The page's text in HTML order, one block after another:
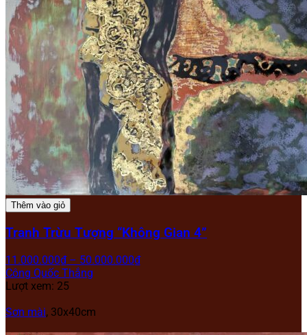
Thêm vào giỏ
Tranh Trừu Tượng “Không Gian 4”
11.000.000₫ – 50.000.000₫
Công Quốc Thắng
Lượt xem: 25
Sơn mài, 30x40cm